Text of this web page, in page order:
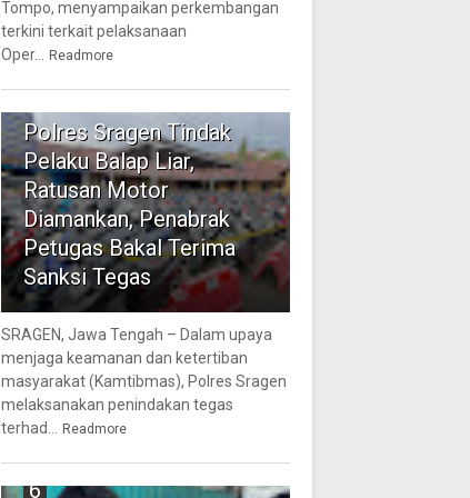
Tompo, menyampaikan perkembangan
terkini terkait pelaksanaan
Oper... Readmore
5
Polres Sragen Tindak
Pelaku Balap Liar,
Ratusan Motor
Diamankan, Penabrak
Petugas Bakal Terima
Sanksi Tegas
SRAGEN, Jawa Tengah – Dalam upaya
menjaga keamanan dan ketertiban
masyarakat (Kamtibmas), Polres Sragen
melaksanakan penindakan tegas
terhad... Readmore
6